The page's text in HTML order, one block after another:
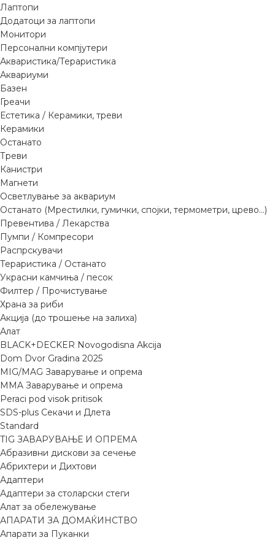
Лаптопи
Додатоци за лаптопи
Монитори
Персонални компјутери
Акваристика/Тераристика
Аквариуми
Базен
Греачи
Естетика / Керамики, треви
Керамики
Останато
Треви
Канистри
Магнети
Осветлување за аквариум
Останато (Мрестилки, гумички, спојки, термометри, црево...)
Превентива / Лекарства
Пумпи / Компресори
Распрскувачи
Тераристика / Останато
Украсни камчиња / песок
Филтер / Прочистување
Храна за риби
Акција (до трошење на залиха)
Алат
BLACK+DECKER Novogodisna Akcija
Dom Dvor Gradina 2025
MIG/MAG Заварување и опрема
MMA Заварување и опрема
Peraci pod visok pritisok
SDS-plus Секачи и Длета
Standard
TIG ЗАВАРУВАЊЕ И ОПРЕМА
Абразивни дискови за сечење
Абрихтери и Дихтови
Адаптери
Адаптери за столарски стеги
Алат за обележување
АПАРАТИ ЗА ДОМАЌИНСТВО
Апарати за Пуканки